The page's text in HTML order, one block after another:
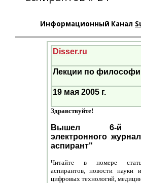
Информационный Канал
Disser.ru
Лекции по
19 мая 2005 г.
Здравствуйте!
Вышел 6-й
электронного
аспирант"
Читайте в номере
аспирантов, новости науки
цифровых технологий,